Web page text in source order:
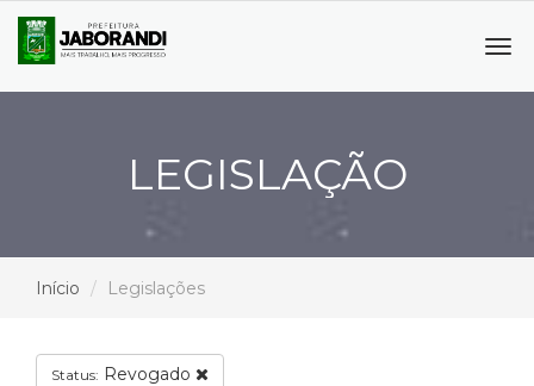
LEGISLAÇÃO
Início Legislações
Status: Revogado